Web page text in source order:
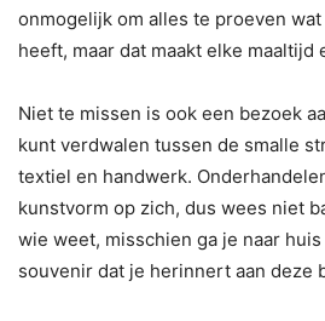
onmogelijk om alles te proeven
heeft, maar dat maakt elke maaltijd
Niet te missen is ook een bezoek
kunt verdwalen tussen de smalle
textiel en handwerk.
kunstvorm op zich, dus wees niet
wie weet, misschien ga je naar
souvenir dat je herinnert aan deze